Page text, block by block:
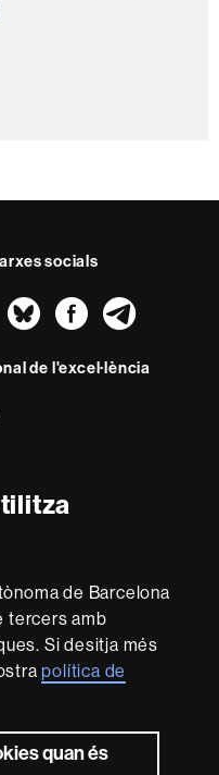
de Barcelona
tercers amb
Si desitja més
política de
quan és
socials
Bluesky
de l'excel·lència
-
Euraxess
de
dades Sobre el
Mapa del web UAB
diversificada,
a les necessitats de